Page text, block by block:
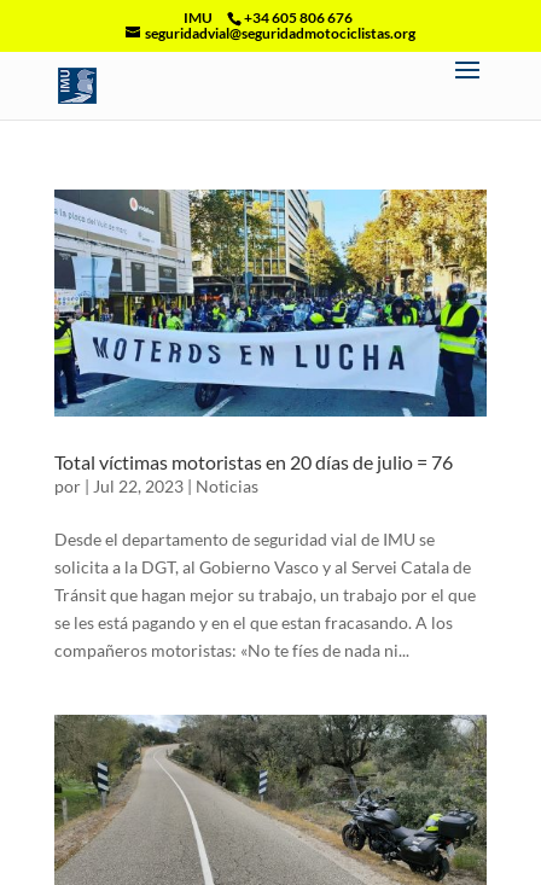
IMU
+34 605 806 676
seguridadvial@seguridadmotociclistas.org
Total víctimas motoristas en 20 días de julio = 76
por | Jul 22, 2023| Noticias
Desde el departamento de seguridad vial de IMU se
solicita a la DGT, al Gobierno Vasco y al Servei Catala de
Tránsit que hagan mejor su trabajo, un trabajo por el que
se les está pagando y en el que estan fracasando. A los
compañeros motoristas: «No te fíes de nada ni...